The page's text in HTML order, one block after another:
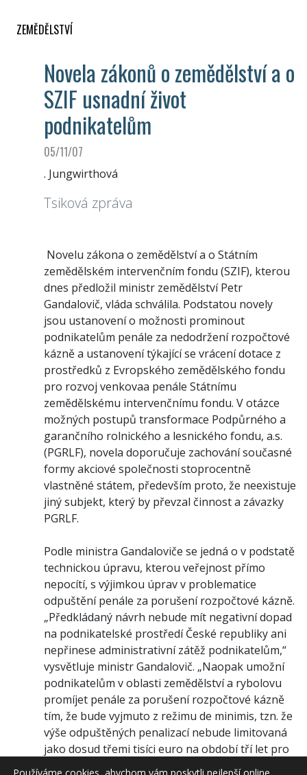
ZEMĚDĚLSTVÍ
Novela zákonů o zemědělství a o
SZIF usnadní život
podnikatelům
05/11/07
. Jungwirthová
Tsiková zpráva
Novelu zákona o zemědělství a o Státním
zemědělském intervenčním fondu (SZIF), kterou
dnes předložil ministr zemědělství Petr
Gandalovič, vláda schválila. Podstatou novely
jsou ustanovení o možnosti prominout
podnikatelům penále za nedodržení rozpočtové
kázně a ustanovení týkající se vrácení dotace z
prostředků z Evropského zemědělského fondu
pro rozvoj venkovaa penále Státnímu
zemědělskému intervenčnímu fondu. V otázce
možných postupů transformace Podpůrného a
garančního rolnického a lesnického fondu, a.s.
(PGRLF), novela doporučuje zachování současné
formy akciové společnosti stoprocentně
vlastněné státem, především proto, že neexistuje
jiný subjekt, který by převzal činnost a závazky
PGRLF.
Podle ministra Gandaloviče se jedná o v podstatě
technickou úpravu, kterou veřejnost přímo
nepocítí, s výjimkou úprav v problematice
odpuštění penále za porušení rozpočtové kázně.
„Předkládaný návrh nebude mít negativní dopad
na podnikatelské prostředí České republiky ani
nepřinese administrativní zátěž podnikatelům,“
vysvětluje ministr Gandalovič. „Naopak umožní
podnikatelům v oblasti zemědělství a rybolovu
promíjet penále za porušení rozpočtové kázně
tím, že bude vyjmuto z režimu de minimis, tzn. že
výše odpuštěných penalizací nebude limitovaná
jako dosud třemi tisíci euro na období tří let pro
jednoho příjemce.“